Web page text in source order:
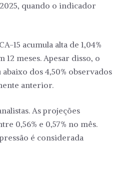
quando o indicador
15 acumula alta de 1,04%
12 meses. Apesar disso, o
dos 4,50% observados
anterior.
As projeções
0,56% e 0,57% no mês.
é considerada